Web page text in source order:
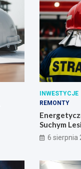
INWESTYCJE
REMONTY
Suchym
6 sierpnia